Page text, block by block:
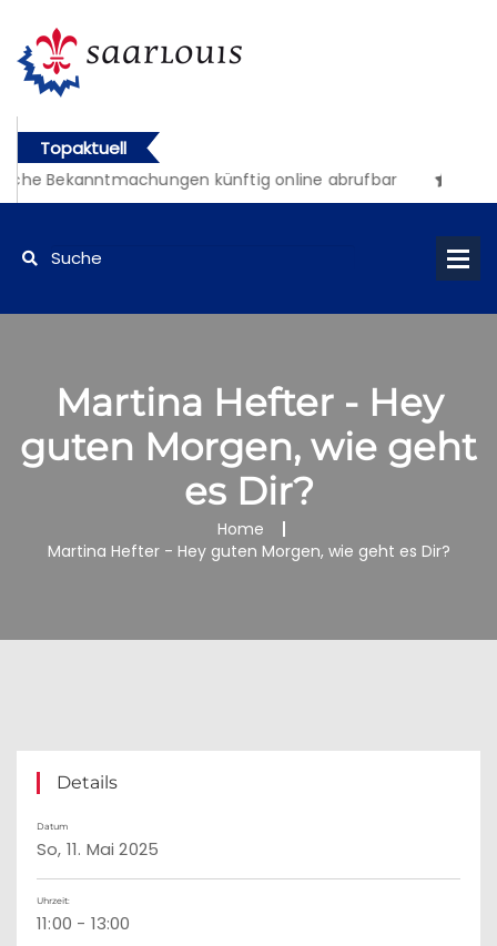
Topaktuell
Bekanntmachungen künftig online abrufbar
Martina Hefter - Hey
guten Morgen, wie geht
es Dir?
Home
Martina Hefter - Hey guten Morgen, wie geht es Dir?
Details
Datum
So, 11. Mai 2025
Uhrzeit:
11:00 - 13:00